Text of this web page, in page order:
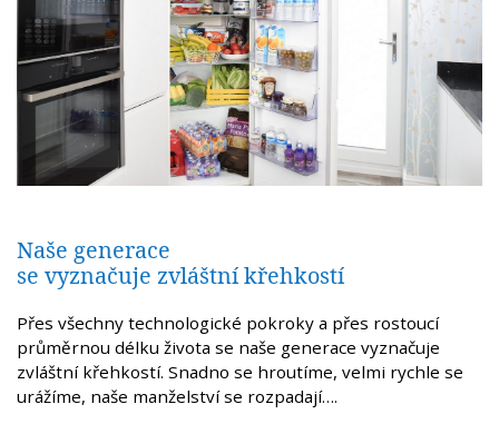
Naše generace
se vyznačuje zvláštní křehkostí
Přes všechny technologické pokroky a přes rostoucí
průměrnou délku života se naše generace vyznačuje
zvláštní křehkostí. Snadno se hroutíme, velmi rychle se
urážíme, naše manželství se rozpadají….